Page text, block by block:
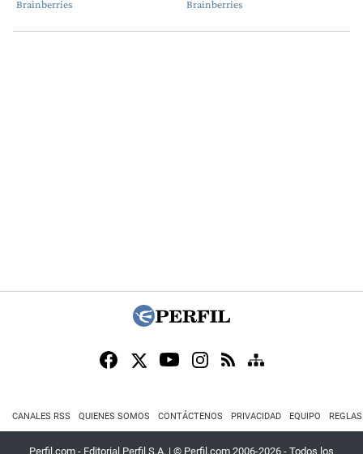
CANALES RSS QUIENES SOMOS CONTÁCTENOS PRIVACIDAD EQUIPO
Perfil.com - Editorial Perfil S.A. | © Perfil.com 2006-2026 - Todos los